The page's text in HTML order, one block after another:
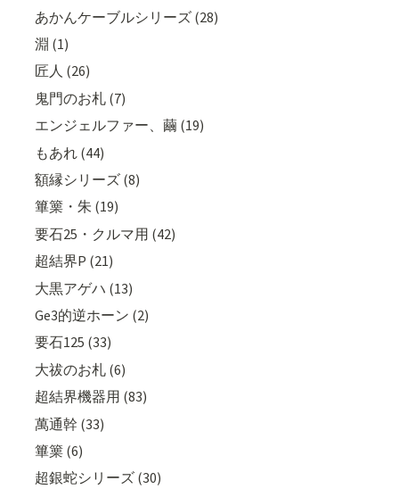
あかんケーブルシリーズ (28)
淵 (1)
匠人 (26)
鬼門のお札 (7)
エンジェルファー、繭 (19)
もあれ (44)
額縁シリーズ (8)
篳篥・朱 (19)
要石25・クルマ用 (42)
超結界P (21)
大黒アゲハ (13)
Ge3的逆ホーン (2)
要石125 (33)
大祓のお札 (6)
超結界機器用 (83)
萬通幹 (33)
篳篥 (6)
超銀蛇シリーズ (30)